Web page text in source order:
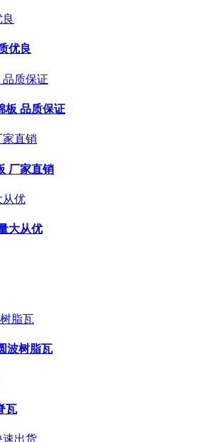
优良
板 品质保证
厂家直销
大从优
波树脂瓦
瓦